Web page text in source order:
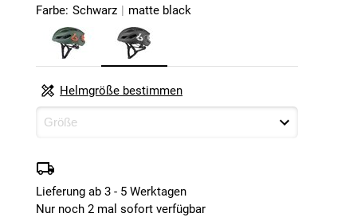
Farbe: Schwarz | matte black
Helmgröße bestimmen
Lieferung ab 3 - 5 Werktagen
Nur noch 2 mal sofort verfügbar